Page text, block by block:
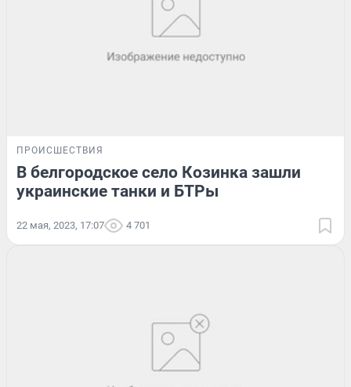
ПРОИСШЕСТВИЯ
В белгородское село Козинка зашли
украинские танки и БТРы
22 мая, 2023, 17:07 4 701